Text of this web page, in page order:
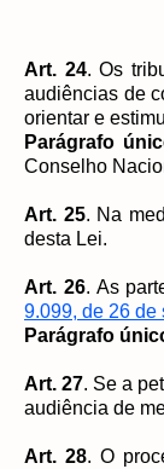
Art. 24. Os
audiências de
orientar e
Parágrafo
Conselho
Art. 25. Na
desta Lei.
Art. 26. As
9.099, de 26 de
Parágrafo
Art. 27. Se a
audiência de
Art. 28. O